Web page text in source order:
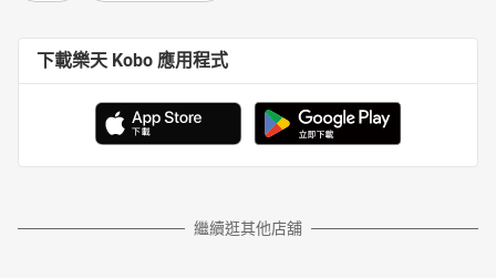
下載樂天 Kobo 應用程式
繼續逛其他店舖